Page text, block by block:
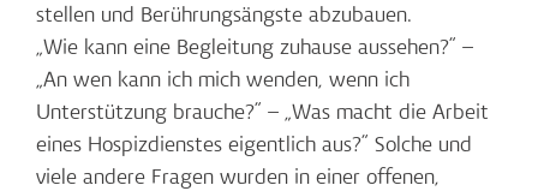
stellen und Berührungsängste abzubauen.
„Wie kann eine Begleitung zuhause aussehen?“ –
„An wen kann ich mich wenden, wenn ich
Unterstützung brauche?“ – „Was macht die Arbeit
eines Hospizdienstes eigentlich aus?“ Solche und
viele andere Fragen wurden in einer offenen,